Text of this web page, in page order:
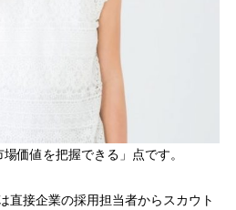
場価値を把握できる 」点です。
直接企業の採用担当者からスカウト